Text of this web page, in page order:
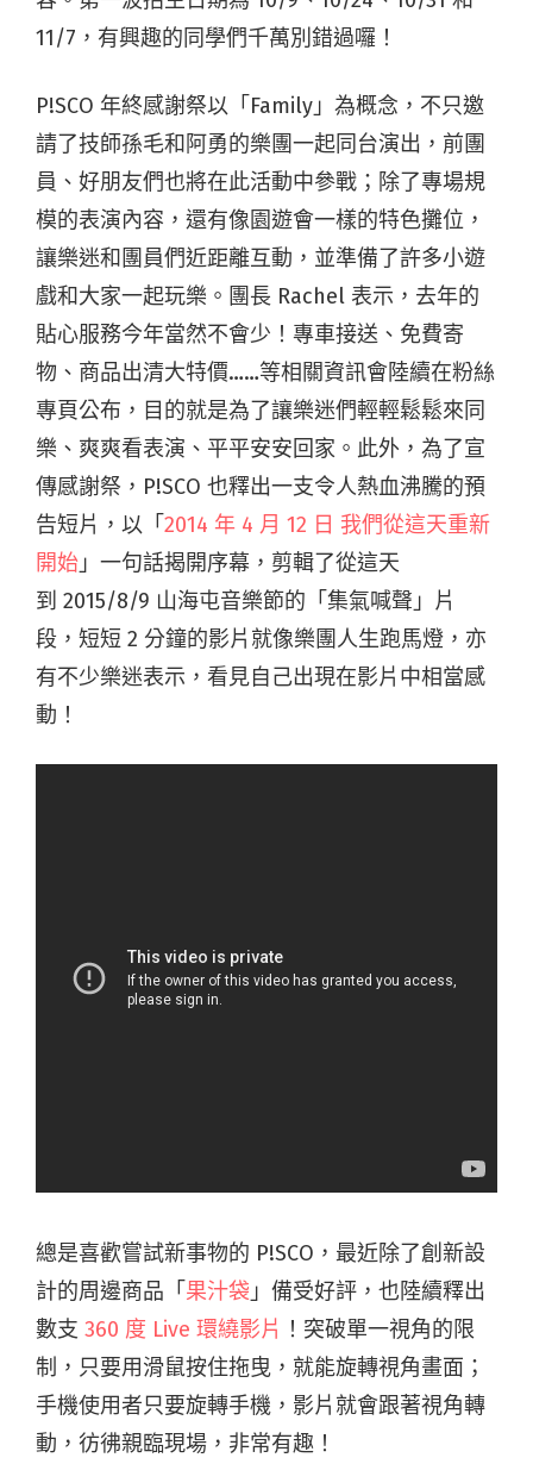
11/7，有興趣的同學們千萬別錯過囉！
P!SCO 年終感謝祭以「Family」為概念，不只邀
請了技師孫毛和阿勇的樂團一起同台演出，前團
員、好朋友們也將在此活動中參戰；除了專場規
模的表演內容，還有像園遊會一樣的特色攤位，
讓樂迷和團員們近距離互動，並準備了許多小遊
戲和大家一起玩樂。團長 Rachel 表示，去年的
貼心服務今年當然不會少！專車接送、免費寄
物、商品出清大特價……等相關資訊會陸續在粉絲
專頁公布，目的就是為了讓樂迷們輕輕鬆鬆來同
樂、爽爽看表演、平平安安回家。此外，為了宣
傳感謝祭，P!SCO 也釋出一支令人熱血沸騰的預
告短片，以「2014 年 4 月 12 日 我們從這天重新
開始 」一句話揭開序幕，剪輯了從這天
到 2015/8/9 山海屯音樂節的「集氣喊聲」片
段，短短 2 分鐘的影片就像樂團人生跑馬燈，亦
有不少樂迷表示，看見自己出現在影片中相當感
動！
總是喜歡嘗試新事物的 P!SCO，最近除了創新設
計的周邊商品「果汁袋 」備受好評，也陸續釋出
數支 360 度 Live 環繞影片 ！突破單一視角的限
制，只要用滑鼠按住拖曳，就能旋轉視角畫面；
手機使用者只要旋轉手機，影片就會跟著視角轉
動，彷彿親臨現場，非常有趣！